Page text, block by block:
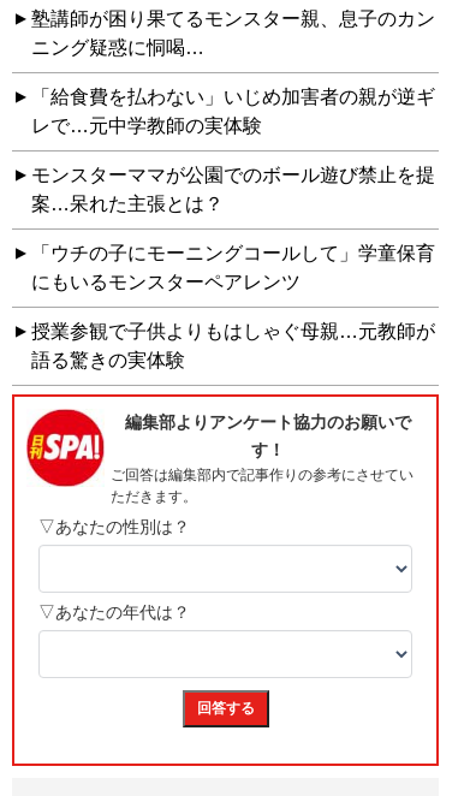
塾講師が困り果てるモンスター親、息子のカン
ニング疑惑に恫喝…
「給食費を払わない」いじめ加害者の親が逆ギ
レで…元中学教師の実体験
モンスターママが公園でのボール遊び禁止を提
案…呆れた主張とは？
「ウチの子にモーニングコールして」学童保育
にもいるモンスターペアレンツ
授業参観で子供よりもはしゃぐ母親…元教師が
語る驚きの実体験